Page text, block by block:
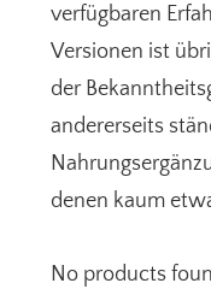
verfügbaren
Versionen ist
der
andererseits
denen kaum
No products